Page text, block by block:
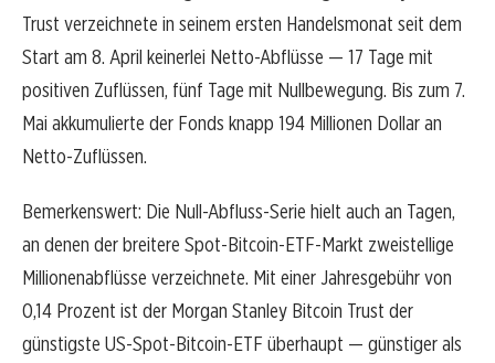
Trust verzeichnete in seinem ersten Handelsmonat seit dem
Start am 8. April keinerlei Netto-Abflüsse — 17 Tage mit
positiven Zuflüssen, fünf Tage mit Nullbewegung. Bis zum 7.
Mai akkumulierte der Fonds knapp 194 Millionen Dollar an
Netto-Zuflüssen.
Bemerkenswert: Die Null-Abfluss-Serie hielt auch an Tagen,
an denen der breitere Spot-Bitcoin-ETF-Markt zweistellige
Millionenabflüsse verzeichnete. Mit einer Jahresgebühr von
0,14 Prozent ist der Morgan Stanley Bitcoin Trust der
günstigste US-Spot-Bitcoin-ETF überhaupt — günstiger als